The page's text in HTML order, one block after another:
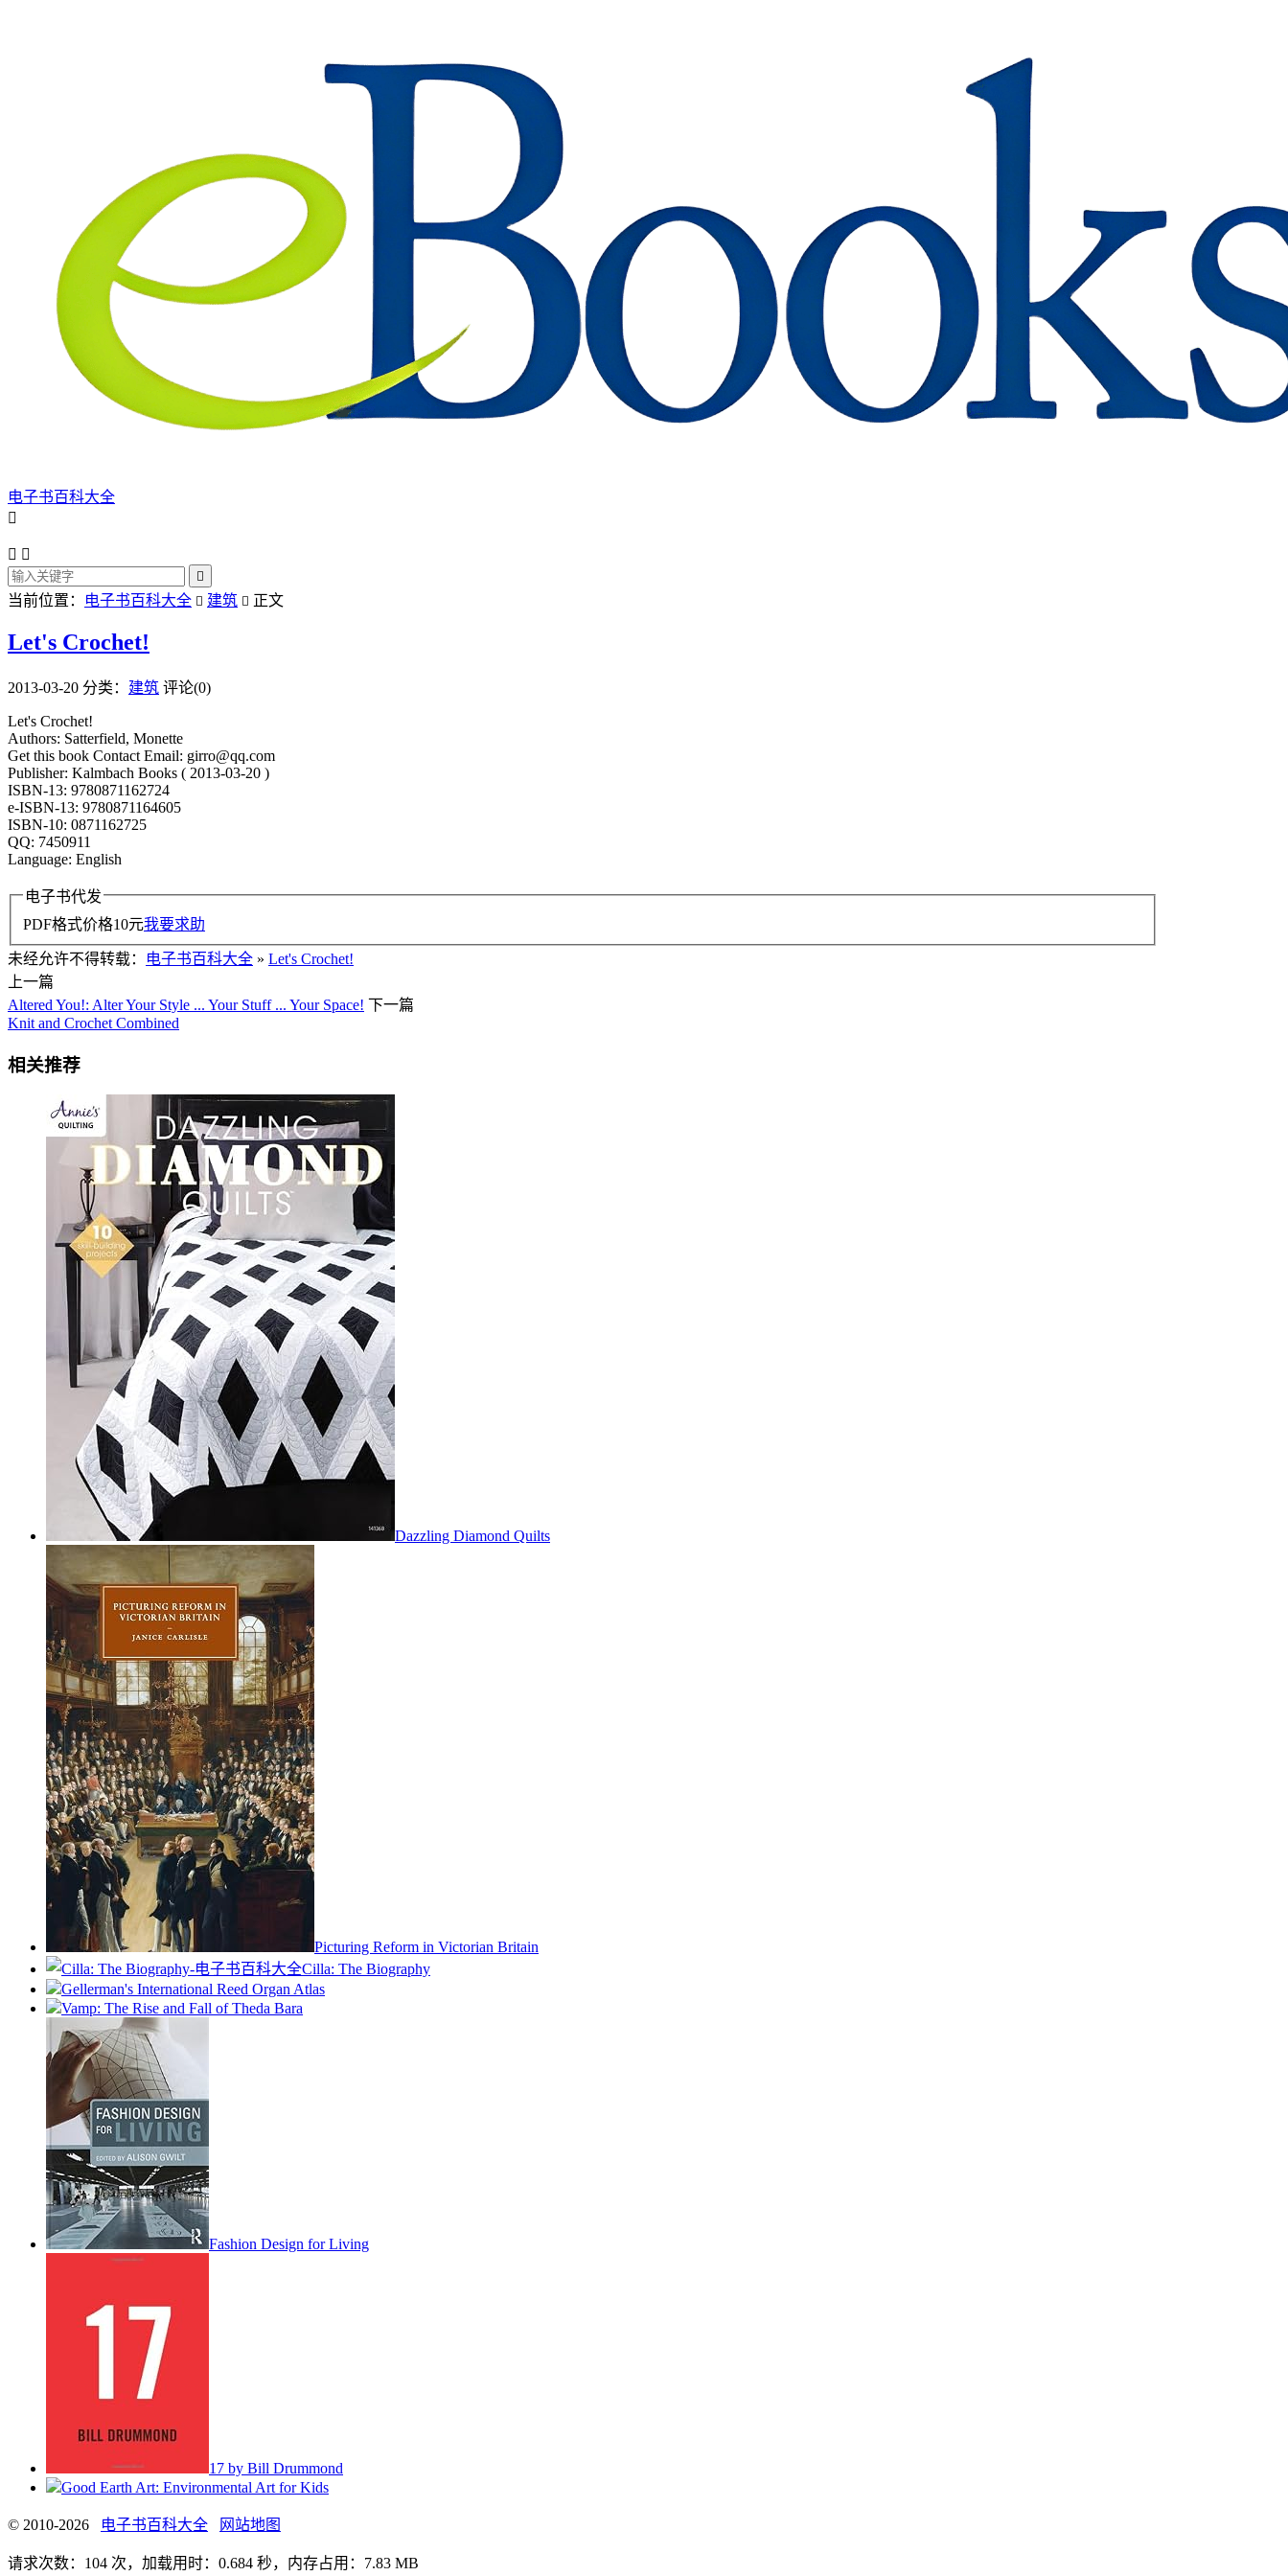
电子书百科大全

 

当前位置： 电子书百科大全  建筑  正文
Let's Crochet!
2013-03-20 分类： 建筑 评论(0)
Let's Crochet!
Authors: Satterfield, Monette
Get this book Contact Email: girro@qq.com
Publisher: Kalmbach Books ( 2013-03-20 )
ISBN-13: 9780871162724
e-ISBN-13: 9780871164605
ISBN-10: 0871162725
QQ: 7450911
Language: English
电子书代发
PDF格式价格10元我要求助
未经允许不得转载： 电子书百科大全 » Let's Crochet!
上一篇
Altered You!: Alter Your Style ... Your Stuff ... Your Space! 下一篇
Knit and Crochet Combined
相关推荐
Dazzling Diamond Quilts
Picturing Reform in Victorian Britain
Cilla: The Biography
Gellerman's International Reed Organ Atlas
Vamp: The Rise and Fall of Theda Bara
Fashion Design for Living
17 by Bill Drummond
Good Earth Art: Environmental Art for Kids
© 2010-2026 电子书百科大全 网站地图
请求次数：104 次，加载用时：0.684 秒，内存占用：7.83 MB